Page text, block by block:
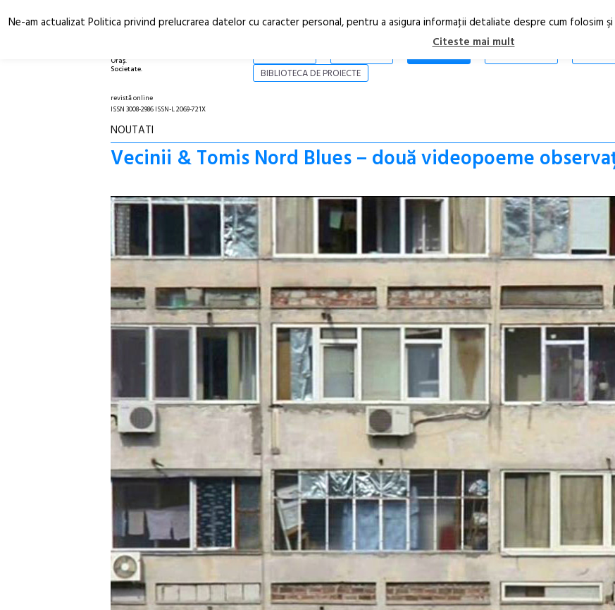
Oraș.
Societate.
STIRI
BIBLIOTECA DE PROIECTE
revistă online
ISSN 3008-2986 ISSN-L 2069-721X
NOUTATI
Vecinii & Tomis Nord Blues – două videopoeme
Ne-am actualizat Politica privind prelucrarea datelor cu caracter personal, pentru a asigura informaţii detaliate despre cum folosim
Citeste mai mult